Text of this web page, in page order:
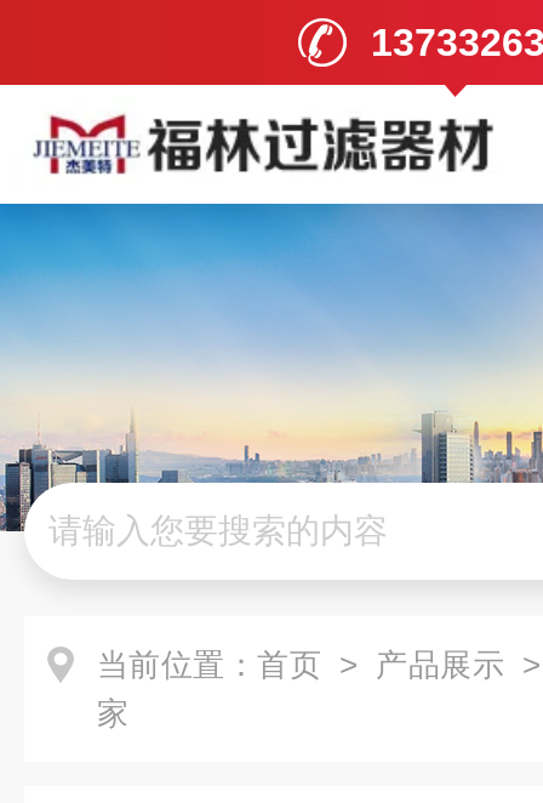
当前位置： 首页 > 产品展示
家